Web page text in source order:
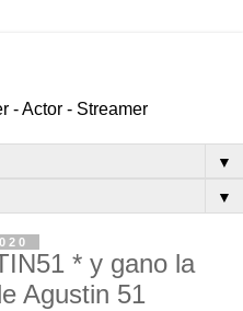
- Actor - Streamer
▼
▼
* y gano la
Agustin 51